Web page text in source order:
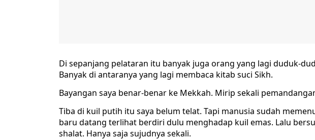
Di sepanjang pelataran itu banyak juga orang yang lagi duduk-
Banyak di antaranya yang lagi membaca kitab suci Sikh.
Bayangan saya benar-benar ke Mekkah. Mirip sekali
Tiba di kuil putih itu saya belum telat. Tapi manusia sudah
baru datang terlihat berdiri dulu menghadap kuil emas. Lalu
shalat. Hanya saja sujudnya sekali.